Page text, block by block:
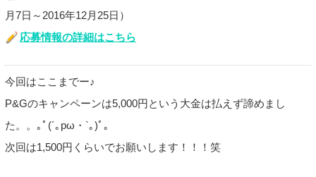
月7日～2016年12月25日）
応募情報の詳細はこちら
今回はここまでー♪
P&Gのキャンペーンは5,000円という大金は払えず諦めまし
た。。｡ﾟ(´｡pω・`｡)ﾟ｡
次回は1,500円くらいでお願いします！！！笑